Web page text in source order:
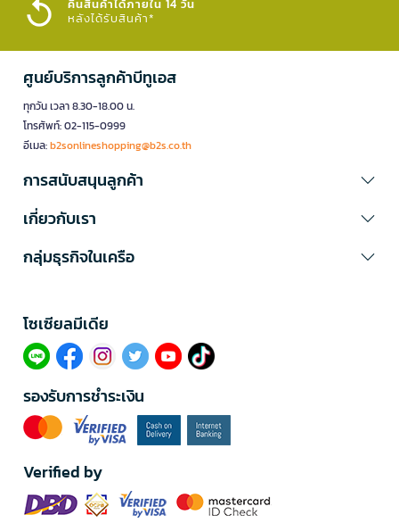
คืนสินค้าได้ภายใน 14 วัน
หลังได้รับสินค้า*
ศูนย์บริการลูกค้าบีทูเอส
ทุกวัน เวลา 8.30-18.00 น.
โทรศัพท์: 02-115-0999
อีเมล:b2sonlineshopping@b2s.co.th
การสนับสนุนลูกค้า
เกี่ยวกับเรา
กลุ่มธุรกิจในเครือ
โซเซียลมีเดีย​
รองรับการชำระเงิน
Verified by